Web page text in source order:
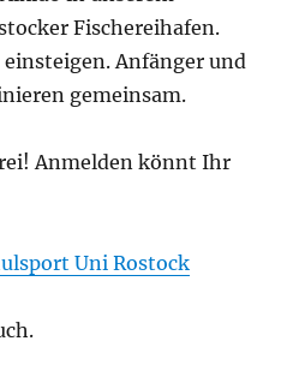
Fischereihafen.
Anfänger und
gemeinsam.
Anmelden könnt Ihr
Uni Rostock